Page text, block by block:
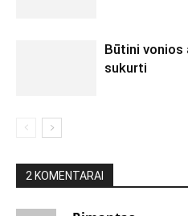
Būtini vonios
sukurti
2 KOMENTARAI